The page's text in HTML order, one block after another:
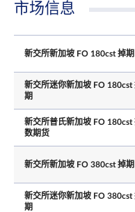
最后交易日时间
最后交易日
市场信息
新交所新加坡 FO 180cst 掉期
新交所迷你新加坡 FO 180cst
期
新交所普氏新加坡 FO 180cst
数期货
新交所新加坡 FO 380cst 掉期
新交所迷你新加坡 FO 380cst
期